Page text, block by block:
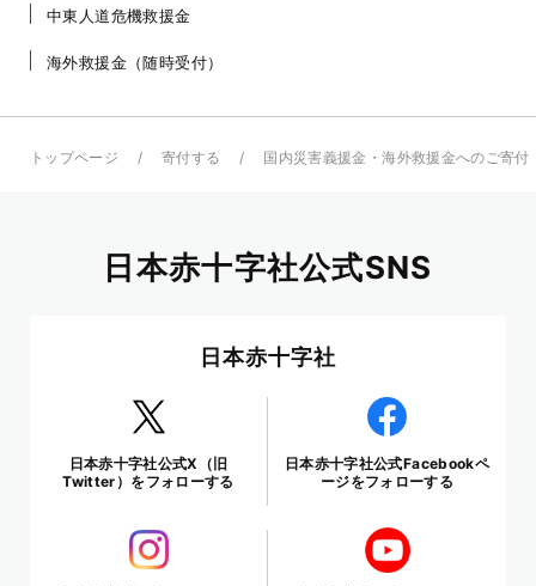
中東人道危機救援金
海外救援金（随時受付）
トップページ 寄付する 国内災害義援金・海外救援金へのご寄付
日本赤十字社公式SNS
日本赤十字社
日本赤十字社公式X（旧
Twitter）をフォローする
日本赤十字社公式Facebookペ
ージをフォローする